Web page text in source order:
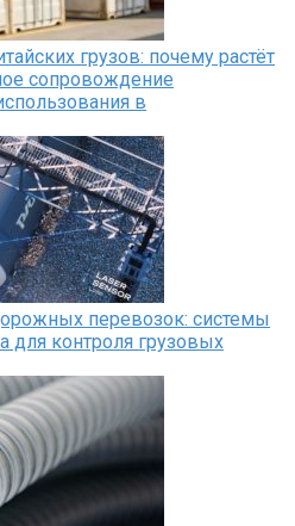
грузов: почему растёт
сопровождение
в
перевозок: системы
для контроля грузовых